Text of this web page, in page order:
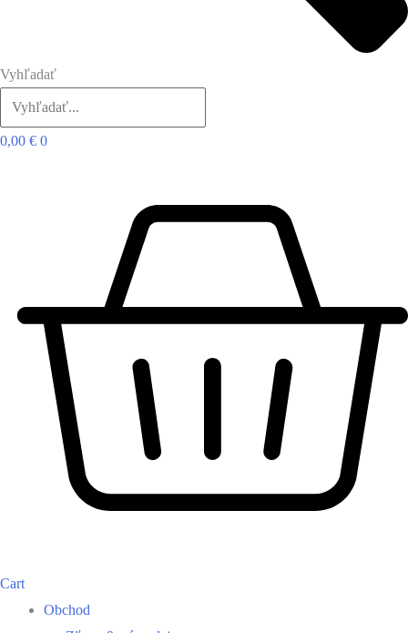
Vyhľadať
0,00 € 0
Cart
Obchod